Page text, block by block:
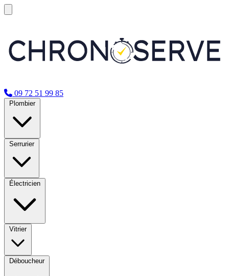
09 72 51 99 85
Plombier
Serrurier
Électricien
Vitrier
Déboucheur